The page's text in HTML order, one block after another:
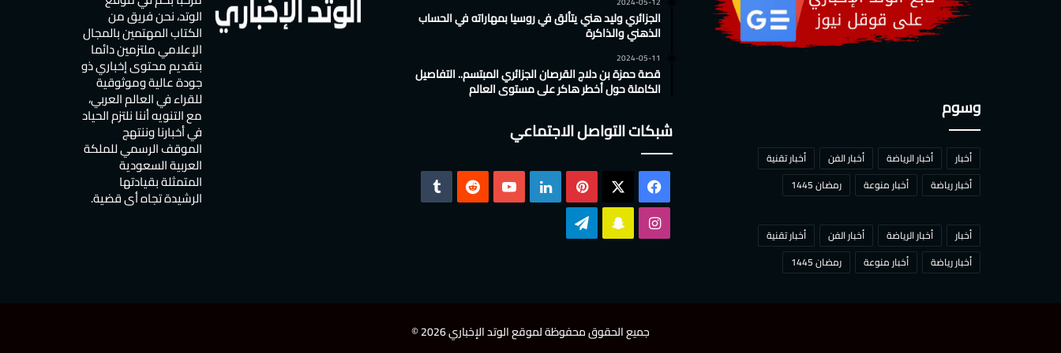
وسوم
أخبار أخبار الرياضة أخبار الفن
أخبار تقنية
أخبار رياضة
أخبار منوعة رمضان 1445
أخبار أخبار الرياضة أخبار الفن
أخبار تقنية
أخبار رياضة
أخبار منوعة رمضان 1445
الجزائري وليد هني يتألق في روسيا بمهاراته في الحساب
الذهني والذاكرة
2024-05-11
قصة حمزة بن دلاج القرصان الجزائري المبتسم.. التفاصيل
الكاملة حول أخطر هاكر على مستوى العالم
شبكات التواصل الاجتماعي
فيسبوك بينتيريست لينكدإن‫YouTube
‏Reddit
انستقرام سناب تيلقرام
الوتد، نحن فريق من
الكتاب المهتمين بالمجال
الإعلامي ملتزمين دائما
بتقديم محتوى إخباري ذو
جودة عالية وموثوقية
للقراء في العالم العربي،
مع التنويه أننا نلتزم الحياد
في أخبارنا وننتهج
الموقف الرسمي للملكة
العربية السعودية
المتمثلة بقيادتها
الرشيدة تجاه أي قضية.
جميع الحقوق محفوظة لموقع الوتد الإخباري 2026 ©